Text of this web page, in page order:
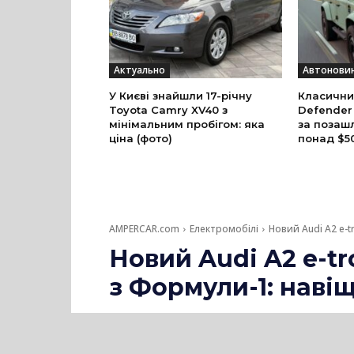
Актуально
У Києві знайшли 17-річну
Toyota Camry XV40 з
мінімальним пробігом: яка
ціна (фото)
Defender
за
понад